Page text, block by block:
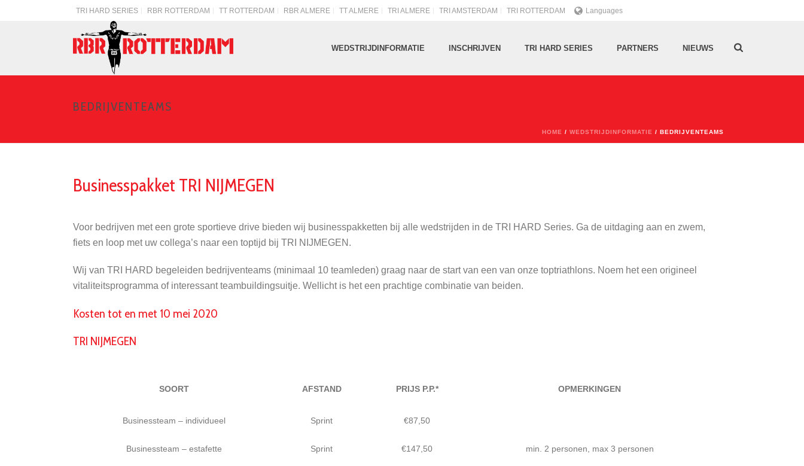
TRI HARD SERIES RBR ROTTERDAM TT ROTTERDAM RBR ALMERE TT ALMERE TRI ALMERE TRI AMSTERDAM TRI ROTTERDAM Languages
WEDSTRIJDINFORMATIE INSCHRIJVEN TRI HARD SERIES PARTNERS NIEUWS
BEDRIJVENTEAMS
HOME / WEDSTRIJDINFORMATIE / BEDRIJVENTEAMS
Businesspakket TRI NIJMEGEN
Voor bedrijven met een grote sportieve drive bieden wij businesspakketten bij alle wedstrijden in de TRI HARD Series. Ga de uitdaging aan en zwem,
fiets en loop met uw collega’s naar een toptijd bij TRI NIJMEGEN.
Wij van TRI HARD begeleiden bedrijventeams (minimaal 10 teamleden) graag naar de start van een van onze toptriathlons. Noem het een origineel
vitaliteitsprogramma of interessant teambuildingsuitje. Wellicht is het een prachtige combinatie van beiden.
Kosten tot en met 10 mei 2020
TRI NIJMEGEN
SOORT AFSTAND PRIJS P.P.* OPMERKINGEN
Businessteam – individueel Sprint €87,50
Businessteam – estafette Sprint €147,50 min. 2 personen, max 3 personen